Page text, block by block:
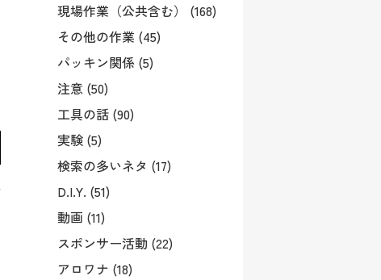
現場作業（公共含む） (168)
その他の作業 (45)
パッキン関係 (5)
注意 (50)
工具の話 (90)
実験 (5)
検索の多いネタ (17)
D.I.Y. (51)
動画 (11)
スポンサー活動 (22)
アロワナ (18)